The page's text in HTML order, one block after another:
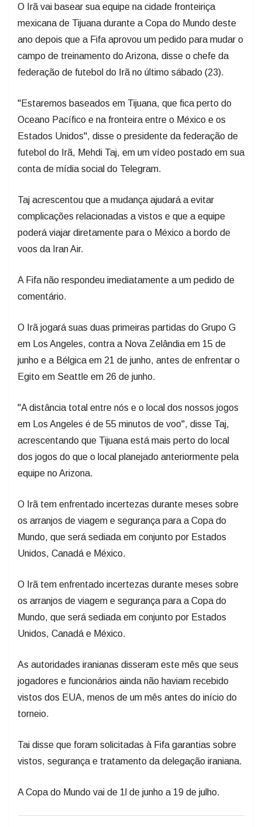
O Irã vai basear sua equipe na cidade fronteiriça
mexicana de Tijuana durante a Copa do Mundo deste
ano depois que a Fifa aprovou um pedido para mudar o
campo de treinamento do Arizona, disse o chefe da
federação de futebol do Irã no último sábado (23).
"Estaremos baseados em Tijuana, que fica perto do
Oceano Pacífico e na fronteira entre o México e os
Estados Unidos", disse o presidente da federação de
futebol do Irã, Mehdi Taj, em um vídeo postado em sua
conta de mídia social do Telegram.
Taj acrescentou que a mudança ajudará a evitar
complicações relacionadas a vistos e que a equipe
poderá viajar diretamente para o México a bordo de
voos da Iran Air.
A Fifa não respondeu imediatamente a um pedido de
comentário.
O Irã jogará suas duas primeiras partidas do Grupo G
em Los Angeles, contra a Nova Zelândia em 15 de
junho e a Bélgica em 21 de junho, antes de enfrentar o
Egito em Seattle em 26 de junho.
"A distância total entre nós e o local dos nossos jogos
em Los Angeles é de 55 minutos de voo", disse Taj,
acrescentando que Tijuana está mais perto do local
dos jogos do que o local planejado anteriormente pela
equipe no Arizona.
O Irã tem enfrentado incertezas durante meses sobre
os arranjos de viagem e segurança para a Copa do
Mundo, que será sediada em conjunto por Estados
Unidos, Canadá e México.
O Irã tem enfrentado incertezas durante meses sobre
os arranjos de viagem e segurança para a Copa do
Mundo, que será sediada em conjunto por Estados
Unidos, Canadá e México.
As autoridades iranianas disseram este mês que seus
jogadores e funcionários ainda não haviam recebido
vistos dos EUA, menos de um mês antes do início do
torneio.
Tai disse que foram solicitadas à Fifa garantias sobre
vistos, segurança e tratamento da delegação iraniana.
A Copa do Mundo vai de 1l de junho a 19 de julho.